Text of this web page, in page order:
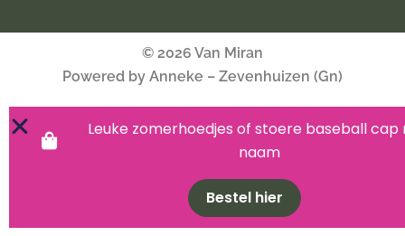
© 2026 Van Miran
Powered by Anneke – Zevenhuizen (Gn)
Leuke zomerhoedjes of stoere baseball cap
naam
Bestel hier